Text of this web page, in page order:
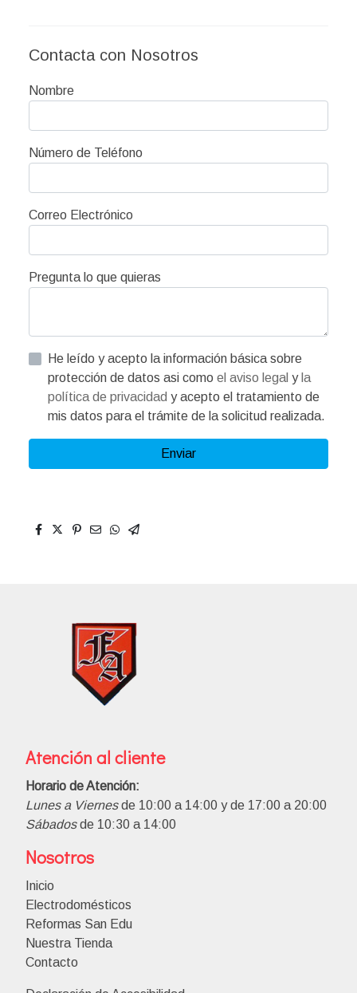
Contacta con Nosotros
Nombre
Número de Teléfono
Correo Electrónico
Pregunta lo que quieras
He leído y acepto la información básica sobre
protección de datos asi como el aviso legal y la
política de privacidad y acepto el tratamiento de
mis datos para el trámite de la solicitud realizada.
Enviar
Atención al cliente
Horario de Atención:
Lunes a Viernesde 10:00 a 14:00 y de 17:00 a 20:00
Sábadosde 10:30 a 14:00
Nosotros
Inicio
Electrodomésticos
Reformas San Edu
Nuestra Tienda
Contacto